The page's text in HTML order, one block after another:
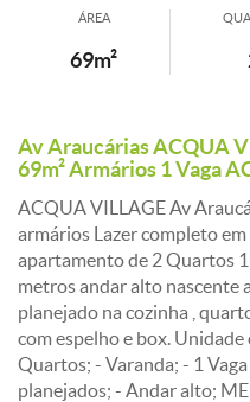
ÁREA
69m²
Av Araucárias ACQUA
69m² Armários 1 Vaga
ACQUA VILLAGE Av
armários Lazer completo
apartamento de 2 Quartos
metros andar alto nascente
planejado na cozinha ,
com espelho e box. Unidade
Quartos; - Varanda; - 1
planejados; - Andar alto;